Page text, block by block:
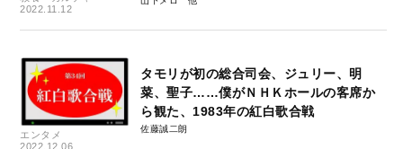
2022.11.12
エンタメ
2022.12.06
タモリが初の総合司会、ジュリー、明
菜、聖子……僕がＮＨＫホールの客席か
ら観た、1983年の紅白歌合戦
佐藤誠二朗